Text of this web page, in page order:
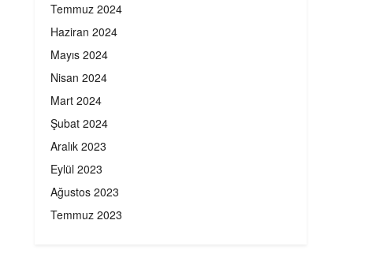
Temmuz 2024
Haziran 2024
Mayıs 2024
Nisan 2024
Mart 2024
Şubat 2024
Aralık 2023
Eylül 2023
Ağustos 2023
Temmuz 2023